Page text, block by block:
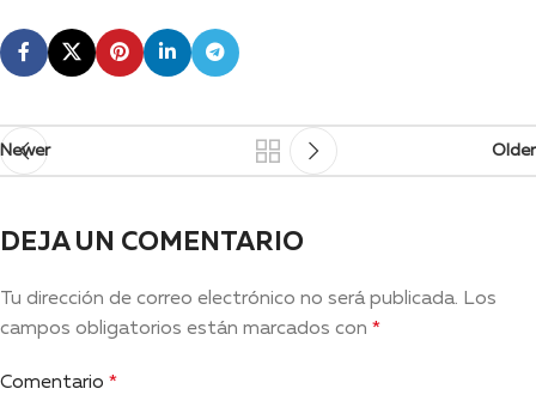
Newer Older
DEJA UN COMENTARIO
Tu dirección de correo electrónico no será publicada. Los
campos obligatorios están marcados con *
Comentario *